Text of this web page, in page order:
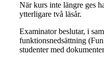
När kurs inte längre ges
ytterligare två läsår.
Examinator beslutar, i
funktionsnedsättning
studenter med